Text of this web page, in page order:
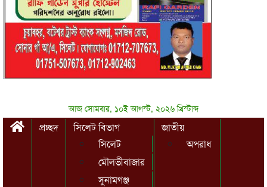
আজ সোমবার, ১০ই আগস্ট, ২০২৬ খ্রিস্টাব্দ
প্রচ্ছদ
সিলেট বিভাগ
সিলেট
মৌলভীবাজার
সুনামগঞ্জ
জাতীয়
অপরাধ